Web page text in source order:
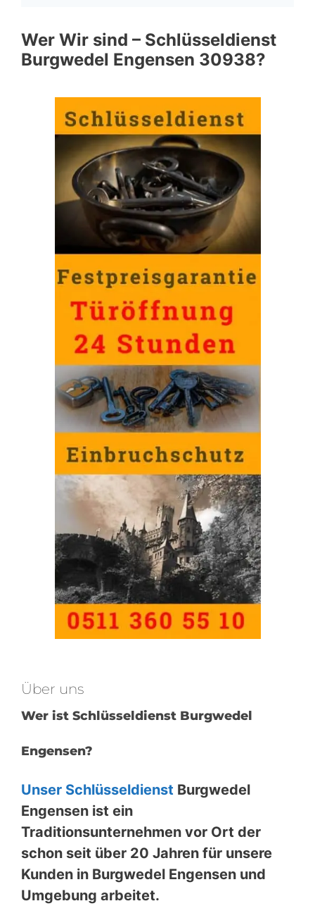
Wer Wir sind – Schlüsseldienst
Burgwedel Engensen 30938?
Über uns
Wer ist Schlüsseldienst Burgwedel
Engensen?
Unser Schlüsseldienst Burgwedel
Engensen ist ein
Traditionsunternehmen vor Ort der
schon seit über 20 Jahren für unsere
Kunden in Burgwedel Engensen und
Umgebung arbeitet.